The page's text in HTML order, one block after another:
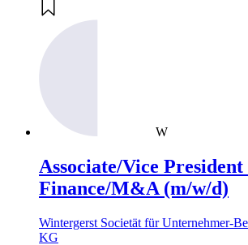
W
Associate/Vice
Finance/M&A (m/w/d)
Wintergerst Societät für Unternehmer-
KG